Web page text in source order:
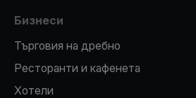
Бизнеси
Търговия на дребно
Ресторанти и кафенета
Хотели